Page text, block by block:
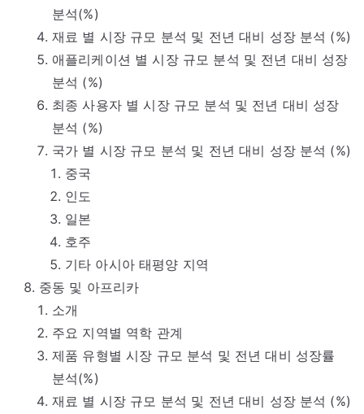
분석(%)
재료 별 시장 규모 분석 및 전년 대비 성장 분석 (%)
애플리케이션 별 시장 규모 분석 및 전년 대비 성장
분석 (%)
최종 사용자 별 시장 규모 분석 및 전년 대비 성장
분석 (%)
국가 별 시장 규모 분석 및 전년 대비 성장 분석 (%)
중국
인도
일본
호주
기타 아시아 태평양 지역
중동 및 아프리카
소개
주요 지역별 역학 관계
제품 유형별 시장 규모 분석 및 전년 대비 성장률
분석(%)
재료 별 시장 규모 분석 및 전년 대비 성장 분석 (%)